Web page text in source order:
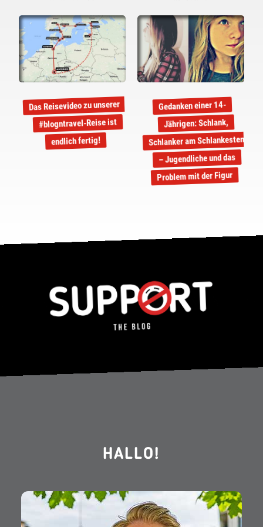
Das Reisevideo zu unserer
#blogntravel-Reise ist
endlich fertig!
Gedanken einer 14-
Jährigen: Schlank,
Schlanker am Schlankesten
– Jugendliche und das
Problem mit der Figur
HALLO!